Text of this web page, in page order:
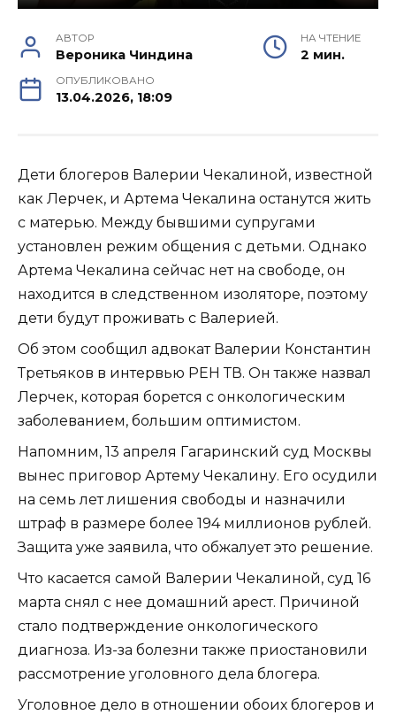
АВТОР
Вероника Чиндина
НА ЧТЕНИЕ
2 мин.
ОПУБЛИКОВАНО
13.04.2026, 18:09
Дети блогеров Валерии Чекалиной, известной
как Лерчек, и Артема Чекалина останутся жить
с матерью. Между бывшими супругами
установлен режим общения с детьми. Однако
Артема Чекалина сейчас нет на свободе, он
находится в следственном изоляторе, поэтому
дети будут проживать с Валерией.
Об этом сообщил адвокат Валерии Константин
Третьяков в интервью РЕН ТВ. Он также назвал
Лерчек, которая борется с онкологическим
заболеванием, большим оптимистом.
Напомним, 13 апреля Гагаринский суд Москвы
вынес приговор Артему Чекалину. Его осудили
на семь лет лишения свободы и назначили
штраф в размере более 194 миллионов рублей.
Защита уже заявила, что обжалует это решение.
Что касается самой Валерии Чекалиной, суд 16
марта снял с нее домашний арест. Причиной
стало подтверждение онкологического
диагноза. Из-за болезни также приостановили
рассмотрение уголовного дела блогера.
Уголовное дело в отношении обоих блогеров и